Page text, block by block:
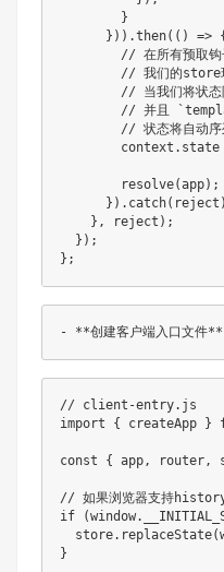
}
} ) ) .then( ( ) => {
// 在所有预取
// 我们的store现
// 当我们将状态
// 并且
// 状态将自动序
        context
. state
resolve(app) ;
} ) . catch( reject )
} , reject ) ;
} ) ;
} ;
// client-entry.js
import
{ createApp }
const { app, router,
// 如果浏览器支持
if
(window.
  store
. replaceState(
}